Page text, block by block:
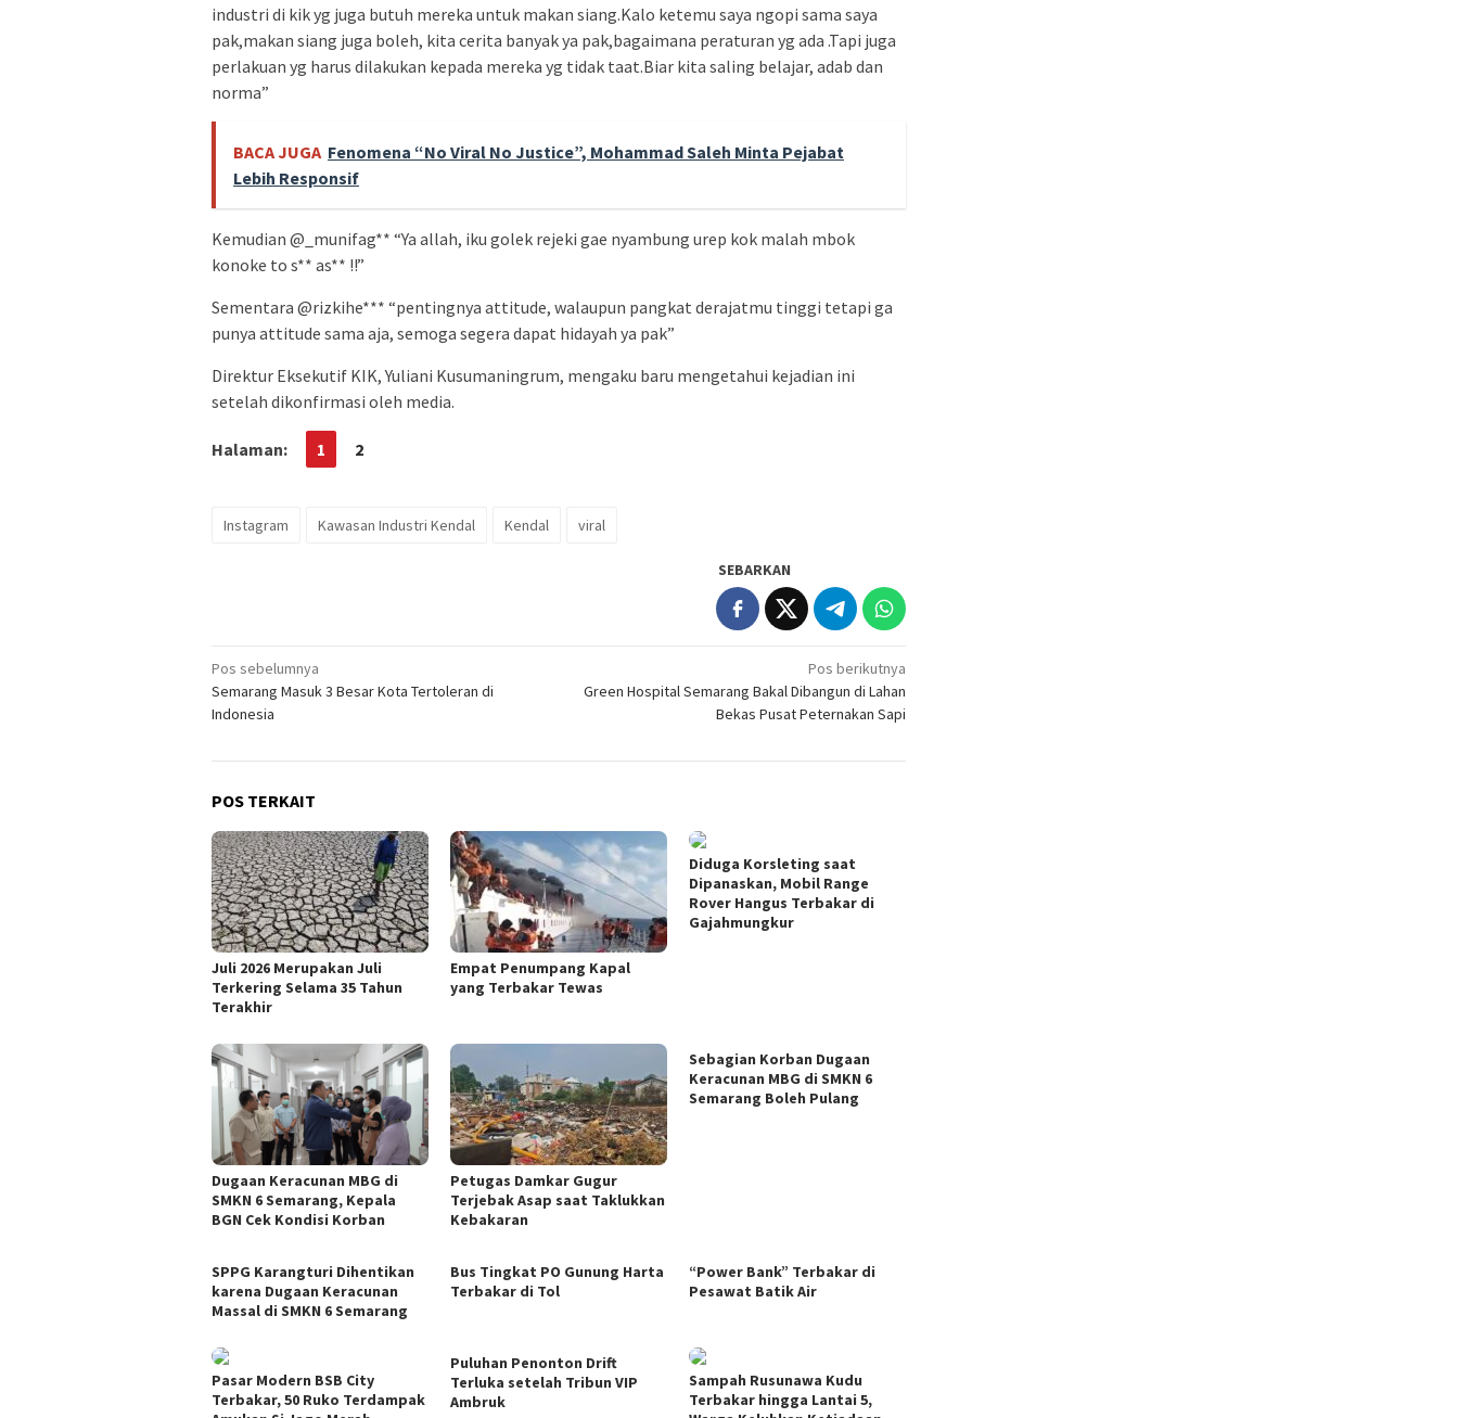
industri di kik yg juga butuh mereka untuk makan siang.Kalo ketemu saya ngopi sama saya
pak,makan siang juga boleh, kita cerita banyak ya pak,bagaimana peraturan yg ada .Tapi juga
perlakuan yg harus dilakukan kepada mereka yg tidak taat.Biar kita saling belajar, adab dan
norma”
BACA JUGA Fenomena “No Viral No Justice”, Mohammad Saleh Minta Pejabat
Lebih Responsif
Kemudian @_munifag** “Ya allah, iku golek rejeki gae nyambung urep kok malah mbok
konoke to s** as** !!”
Sementara @rizkihe*** “pentingnya attitude, walaupun pangkat derajatmu tinggi tetapi ga
punya attitude sama aja, semoga segera dapat hidayah ya pak”
Direktur Eksekutif KIK, Yuliani Kusumaningrum, mengaku baru mengetahui kejadian ini
setelah dikonfirmasi oleh media.
Halaman: 1 2
Instagram Kawasan Industri Kendal Kendal viral
SEBARKAN
Navigasi
pos
Pos sebelumnya
Semarang Masuk 3 Besar Kota Tertoleran di
Indonesia
Pos berikutnya
Green Hospital Semarang Bakal Dibangun di Lahan
Bekas Pusat Peternakan Sapi
POS TERKAIT
Juli 2026 Merupakan Juli
Terkering Selama 35 Tahun
Terakhir
Empat Penumpang Kapal
yang Terbakar Tewas
Diduga Korsleting saat
Dipanaskan, Mobil Range
Rover Hangus Terbakar di
Gajahmungkur
Dugaan Keracunan MBG di
SMKN 6 Semarang, Kepala
BGN Cek Kondisi Korban
Petugas Damkar Gugur
Terjebak Asap saat Taklukkan
Kebakaran
Sebagian Korban Dugaan
Keracunan MBG di SMKN 6
Semarang Boleh Pulang
SPPG Karangturi Dihentikan
karena Dugaan Keracunan
Massal di SMKN 6 Semarang
Bus Tingkat PO Gunung Harta
Terbakar di Tol
“Power Bank” Terbakar di
Pesawat Batik Air
Pasar Modern BSB City
Terbakar, 50 Ruko Terdampak
Puluhan Penonton Drift
Terluka setelah Tribun VIP
Ambruk
Sampah Rusunawa Kudu
Terbakar hingga Lantai 5,